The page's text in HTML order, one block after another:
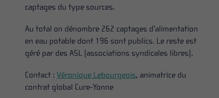
captages du type sources.
Au total on dénombre 262 captages d’alimentation
en eau potable dont 196 sont publics. Le reste est
géré par des ASL (associations syndicales libres).
Contact :Véronique Lebourgeois, animatrice du
contrat global Cure-Yonne